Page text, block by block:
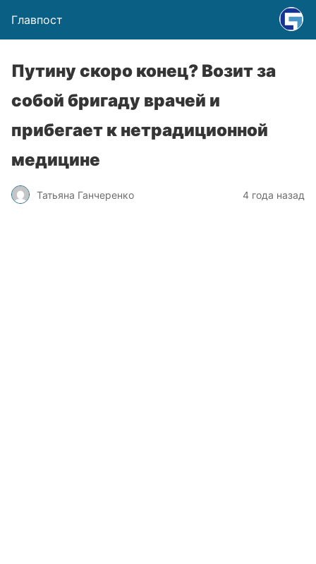
Главпост
Путину скоро конец? Возит за
собой бригаду врачей и
прибегает к нетрадиционной
медицине
Татьяна Ганчеренко 4 года назад